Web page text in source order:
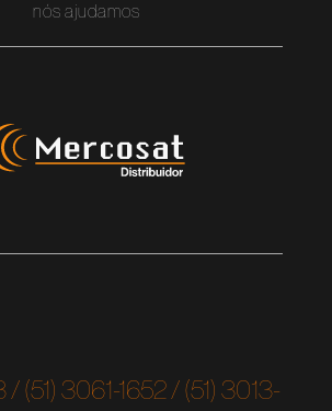
nós ajudamos
/ (51) 3061-1652 / (51) 3013-